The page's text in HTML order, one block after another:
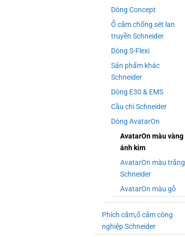
Dòng Concept
Ổ cắm chống sét lan
truyền Schneider
Dòng S-Flexi
Sản phẩm khác
Schneider
Dòng E30 & EMS
Cầu chì Schneider
Dòng AvatarOn
AvatarOn màu vàng
ánh kim
AvatarOn màu trắng
Schneider
AvatarOn màu gỗ
Phích cắm,ổ cắm công
nghiệp Schneider